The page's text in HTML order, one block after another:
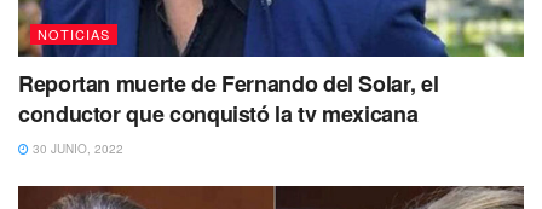
NOTICIAS
Reportan muerte de Fernando del Solar, el
conductor que conquistó la tv mexicana
30 JUNIO, 2022